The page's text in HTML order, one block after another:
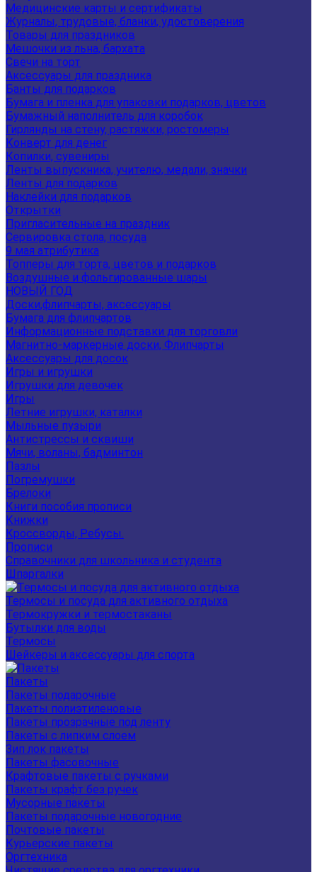
Медицинские карты и сертификаты
Журналы, трудовые, бланки, удостоверения
Товары для праздников
Мешочки из льна, бархата
Свечи на торт
Аксессуары для праздника
Банты для подарков
Бумага и пленка для упаковки подарков, цветов
Бумажный наполнитель для коробок
Гирлянды на стену, растяжки, ростомеры
Конверт для денег
Копилки, сувениры
Ленты выпускника, учителю, медали, значки
Ленты для подарков
Наклейки для подарков
Открытки
Пригласительные на праздник
Сервировка стола, посуда
9 мая атрибутика
Топперы для торта, цветов и подарков
Воздушные и фольгированные шары
НОВЫЙ ГОД
Доски,флипчарты, аксессуары
Бумага для флипчартов
Информационные подставки для торговли
Магнитно-маркерные доски, Флипчарты
Аксессуары для досок
Игры и игрушки
Игрушки для девочек
Игры
Летние игрушки, каталки
Мыльные пузыри
Антистрессы и сквиши
Мячи, воланы, бадминтон
Пазлы
Погремушки
Брелоки
Книги пособия прописи
Книжки
Кроссворды, Ребусы.
Прописи
Справочники для школьника и студента
Шпаргалки
Термосы и посуда для активного отдыха
Термокружки и термостаканы
Бутылки для воды
Термосы
Шейкеры и аксессуары для спорта
Пакеты
Пакеты подарочные
Пакеты полиэтиленовые
Пакеты прозрачные под ленту
Пакеты с липким слоем
Зип лок пакеты
Пакеты фасовочные
Крафтовые пакеты с ручками
Пакеты крафт без ручек
Мусорные пакеты
Пакеты подарочные новогодние
Почтовые пакеты
Курьерские пакеты
Оргтехника